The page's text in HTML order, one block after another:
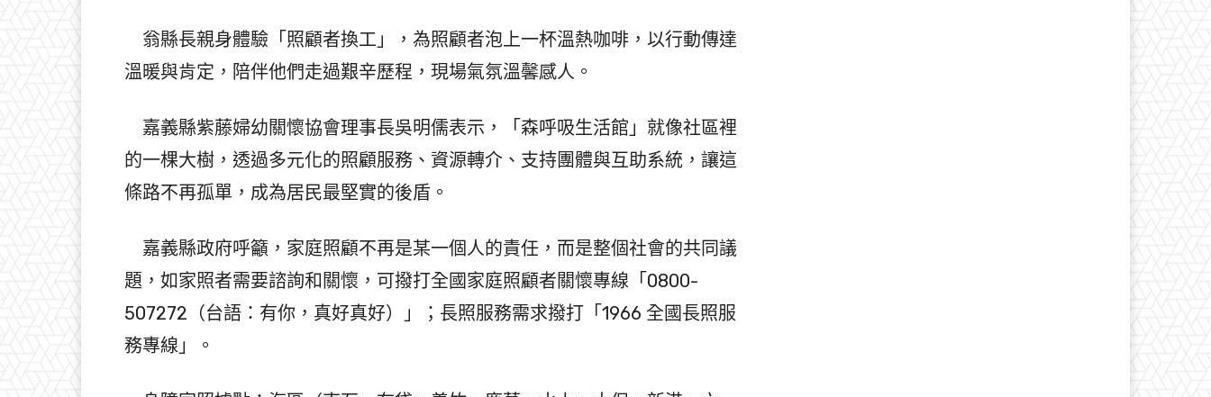
翁縣長親身體驗「照顧者換工」，為照顧者泡上一杯溫熱咖啡，以行動傳達
溫暖與肯定，陪伴他們走過艱辛歷程，現場氣氛溫馨感人。
嘉義縣紫藤婦幼關懷協會理事長吳明儒表示，「森呼吸生活館」就像社區裡
的一棵大樹，透過多元化的照顧服務、資源轉介、支持團體與互助系統，讓這
條路不再孤單，成為居民最堅實的後盾。
嘉義縣政府呼籲，家庭照顧不再是某一個人的責任，而是整個社會的共同議
題，如家照者需要諮詢和關懷，可撥打全國家庭照顧者關懷專線「0800-
507272（台語：有你，真好真好）」；長照服務需求撥打「1966 全國長照服
務專線」。